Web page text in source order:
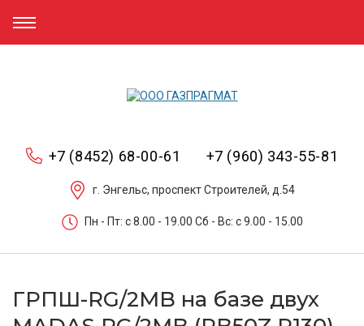
+7 (8452) 68-00-61 +7 (960) 343-55-81
г. Энгельс, проспект Строителей, д.54
Пн - Пт: c 8.00 - 19.00 Сб - Вс: c 9.00 - 15.00
ГРПШ-RG/2MB на базе двух